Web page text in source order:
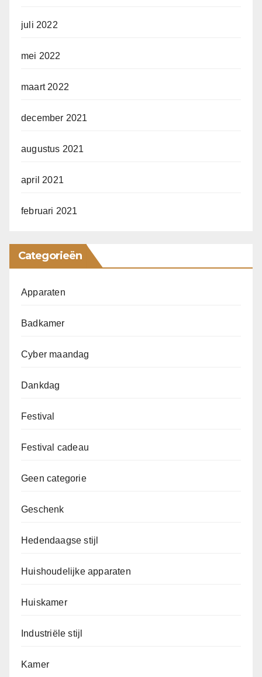
juli 2022
mei 2022
maart 2022
december 2021
augustus 2021
april 2021
februari 2021
Categorieën
Apparaten
Badkamer
Cyber maandag
Dankdag
Festival
Festival cadeau
Geen categorie
Geschenk
Hedendaagse stijl
Huishoudelijke apparaten
Huiskamer
Industriële stijl
Kamer